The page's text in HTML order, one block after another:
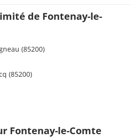
de Fontenay-le-
(85200)
(85200)
Fontenay-le-Comte